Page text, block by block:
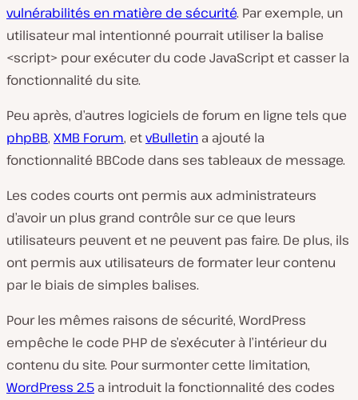
vulnérabilités en matière de sécurité. Par exemple, un
utilisateur mal intentionné pourrait utiliser la balise
<script> pour exécuter du code JavaScript et casser la
fonctionnalité du site.
Peu après, d’autres logiciels de forum en ligne tels que
phpBB, XMB Forum, etvBulletin a ajouté la
fonctionnalité BBCode dans ses tableaux de message.
Les codes courts ont permis aux administrateurs
d’avoir un plus grand contrôle sur ce que leurs
utilisateurs peuvent et ne peuvent pas faire. De plus, ils
ont permis aux utilisateurs de formater leur contenu
par le biais de simples balises.
Pour les mêmes raisons de sécurité, WordPress
empêche le code PHP de s’exécuter à l’intérieur du
contenu du site. Pour surmonter cette limitation,
WordPress 2.5 a introduit la fonctionnalité des codes